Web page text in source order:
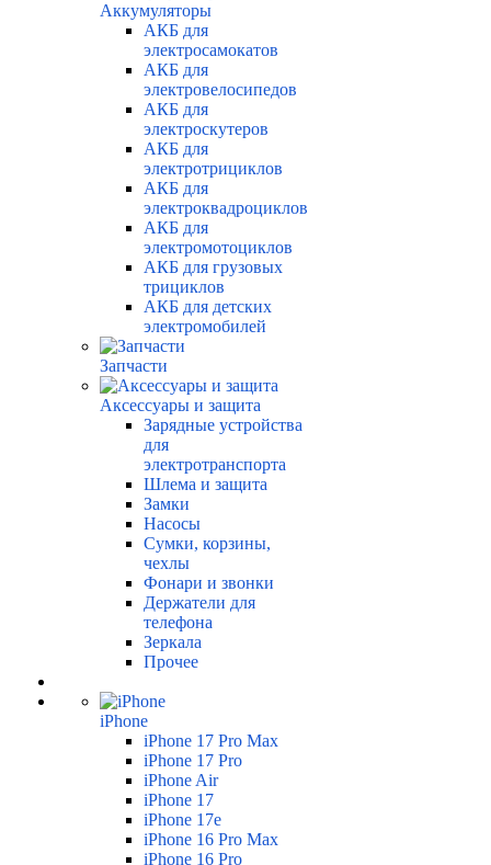
Аккумуляторы
АКБ для
электросамокатов
АКБ для
электровелосипедов
АКБ для
электроскутеров
АКБ для
электротрициклов
АКБ для
электроквадроциклов
АКБ для
электромотоциклов
АКБ для грузовых
трициклов
АКБ для детских
электромобилей
Запчасти
Аксессуары и защита
Зарядные устройства
для
электротранспорта
Шлема и защита
Замки
Насосы
Сумки, корзины,
чехлы
Фонари и звонки
Держатели для
телефона
Зеркала
Прочее
iPhone
iPhone 17 Pro Max
iPhone 17 Pro
iPhone Air
iPhone 17
iPhone 17e
iPhone 16 Pro Max
iPhone 16 Pro